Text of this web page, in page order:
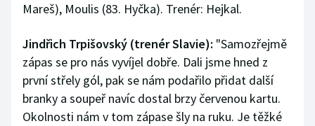
Mareš), Moulis (83. Hyčka). Trenér: Hejkal.
Jindřich Trpišovský (trenér Slavie): "Samozřejmě
zápas se pro nás vyvíjel dobře. Dali jsme hned z
první střely gól, pak se nám podařilo přidat další
branky a soupeř navíc dostal brzy červenou kartu.
Okolnosti nám v tom zápase šly na ruku. Je těžké